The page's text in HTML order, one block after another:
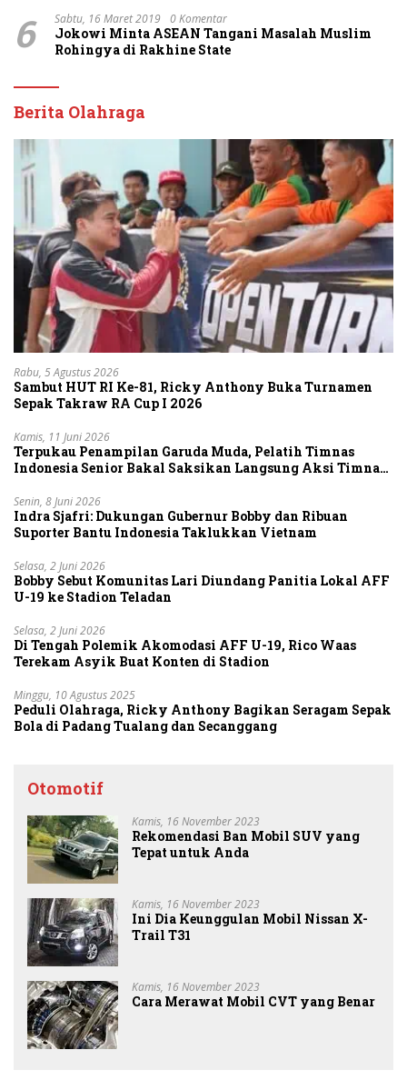
6 Sabtu, 16 Maret 2019 0 Komentar
Jokowi Minta ASEAN Tangani Masalah Muslim
Rohingya di Rakhine State
Berita Olahraga
Rabu, 5 Agustus 2026
Sambut HUT RI Ke-81, Ricky Anthony Buka Turnamen
Sepak Takraw RA Cup I 2026
Kamis, 11 Juni 2026
Terpukau Penampilan Garuda Muda, Pelatih Timnas
Indonesia Senior Bakal Saksikan Langsung Aksi Timnas
Senin, 8 Juni 2026
Indra Sjafri: Dukungan Gubernur Bobby dan Ribuan
Suporter Bantu Indonesia Taklukkan Vietnam
Selasa, 2 Juni 2026
Bobby Sebut Komunitas Lari Diundang Panitia Lokal AFF
U-19 ke Stadion Teladan
Selasa, 2 Juni 2026
Di Tengah Polemik Akomodasi AFF U-19, Rico Waas
Terekam Asyik Buat Konten di Stadion
Minggu, 10 Agustus 2025
Peduli Olahraga, Ricky Anthony Bagikan Seragam Sepak
Bola di Padang Tualang dan Secanggang
Otomotif
Kamis, 16 November 2023
Rekomendasi Ban Mobil SUV yang
Tepat untuk Anda
Kamis, 16 November 2023
Ini Dia Keunggulan Mobil Nissan X-
Trail T31
Kamis, 16 November 2023
Cara Merawat Mobil CVT yang Benar